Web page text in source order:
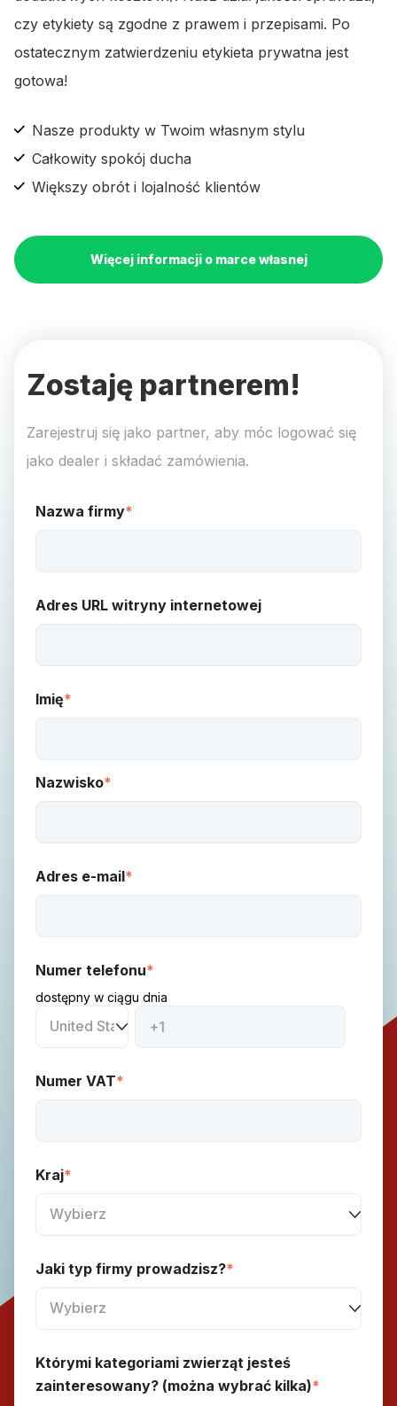
czy etykiety są zgodne z prawem i przepisami. Po
ostatecznym zatwierdzeniu etykieta prywatna jest
gotowa!
Nasze produkty w Twoim własnym stylu
Całkowity spokój ducha
Większy obrót i lojalność klientów
Więcej informacji o marce własnej
Zostaję partnerem!
Zarejestruj się jako partner, aby móc logować się
jako dealer i składać zamówienia.
Nazwa firmy*
Adres URL witryny internetowej
Imię*
Nazwisko*
Adres e-mail*
Numer telefonu*
dostępny w ciągu dnia
Numer VAT*
Kraj*
Jaki typ firmy prowadzisz?*
Którymi kategoriami zwierząt jesteś
zainteresowany? (można wybrać kilka)*